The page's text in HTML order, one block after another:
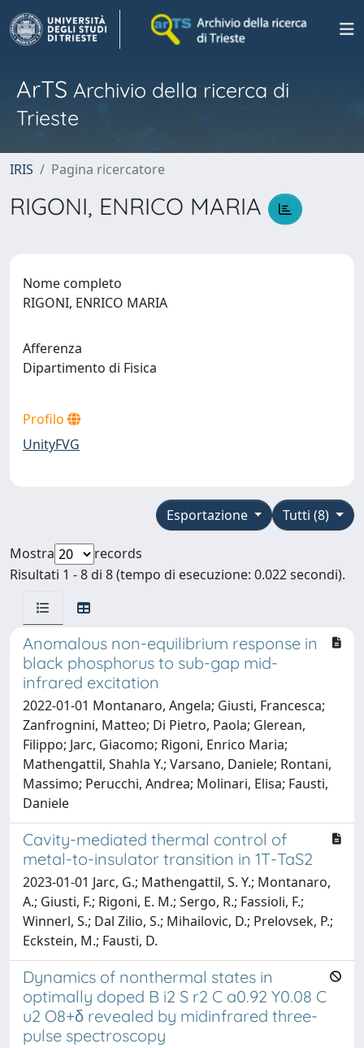
ArTS Archivio della ricerca di
Trieste
IRIS Pagina ricercatore
RIGONI, ENRICO MARIA
Nome completo
RIGONI, ENRICO MARIA
Afferenza
Dipartimento di Fisica
Profilo
UnityFVG
Tutti (8)
Esportazione
Mostra
records
Risultati 1 - 8 di 8 (tempo di esecuzione: 0.022 secondi).
Anomalous non-equilibrium response in
black phosphorus to sub-gap mid-
infrared excitation
2022-01-01 Montanaro, Angela; Giusti, Francesca;
Zanfrognini, Matteo; Di Pietro, Paola; Glerean,
Filippo; Jarc, Giacomo; Rigoni, Enrico Maria;
Mathengattil, Shahla Y.; Varsano, Daniele; Rontani,
Massimo; Perucchi, Andrea; Molinari, Elisa; Fausti,
Daniele
Cavity-mediated thermal control of
metal-to-insulator transition in 1T-TaS2
2023-01-01 Jarc, G.; Mathengattil, S. Y.; Montanaro,
A.; Giusti, F.; Rigoni, E. M.; Sergo, R.; Fassioli, F.;
Winnerl, S.; Dal Zilio, S.; Mihailovic, D.; Prelovsek, P.;
Eckstein, M.; Fausti, D.
Dynamics of nonthermal states in
optimally doped B i2 S r2 C a0.92 Y0.08 C
u2 O8+δ revealed by midinfrared three-
pulse spectroscopy